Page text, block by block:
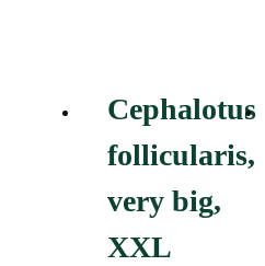
Cephalotus
follicularis,
very big,
XXL